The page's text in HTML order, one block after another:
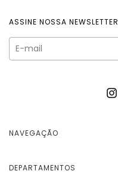
ASSINE NOSSA NEWSLETTER
NAVEGAÇÃO
DEPARTAMENTOS